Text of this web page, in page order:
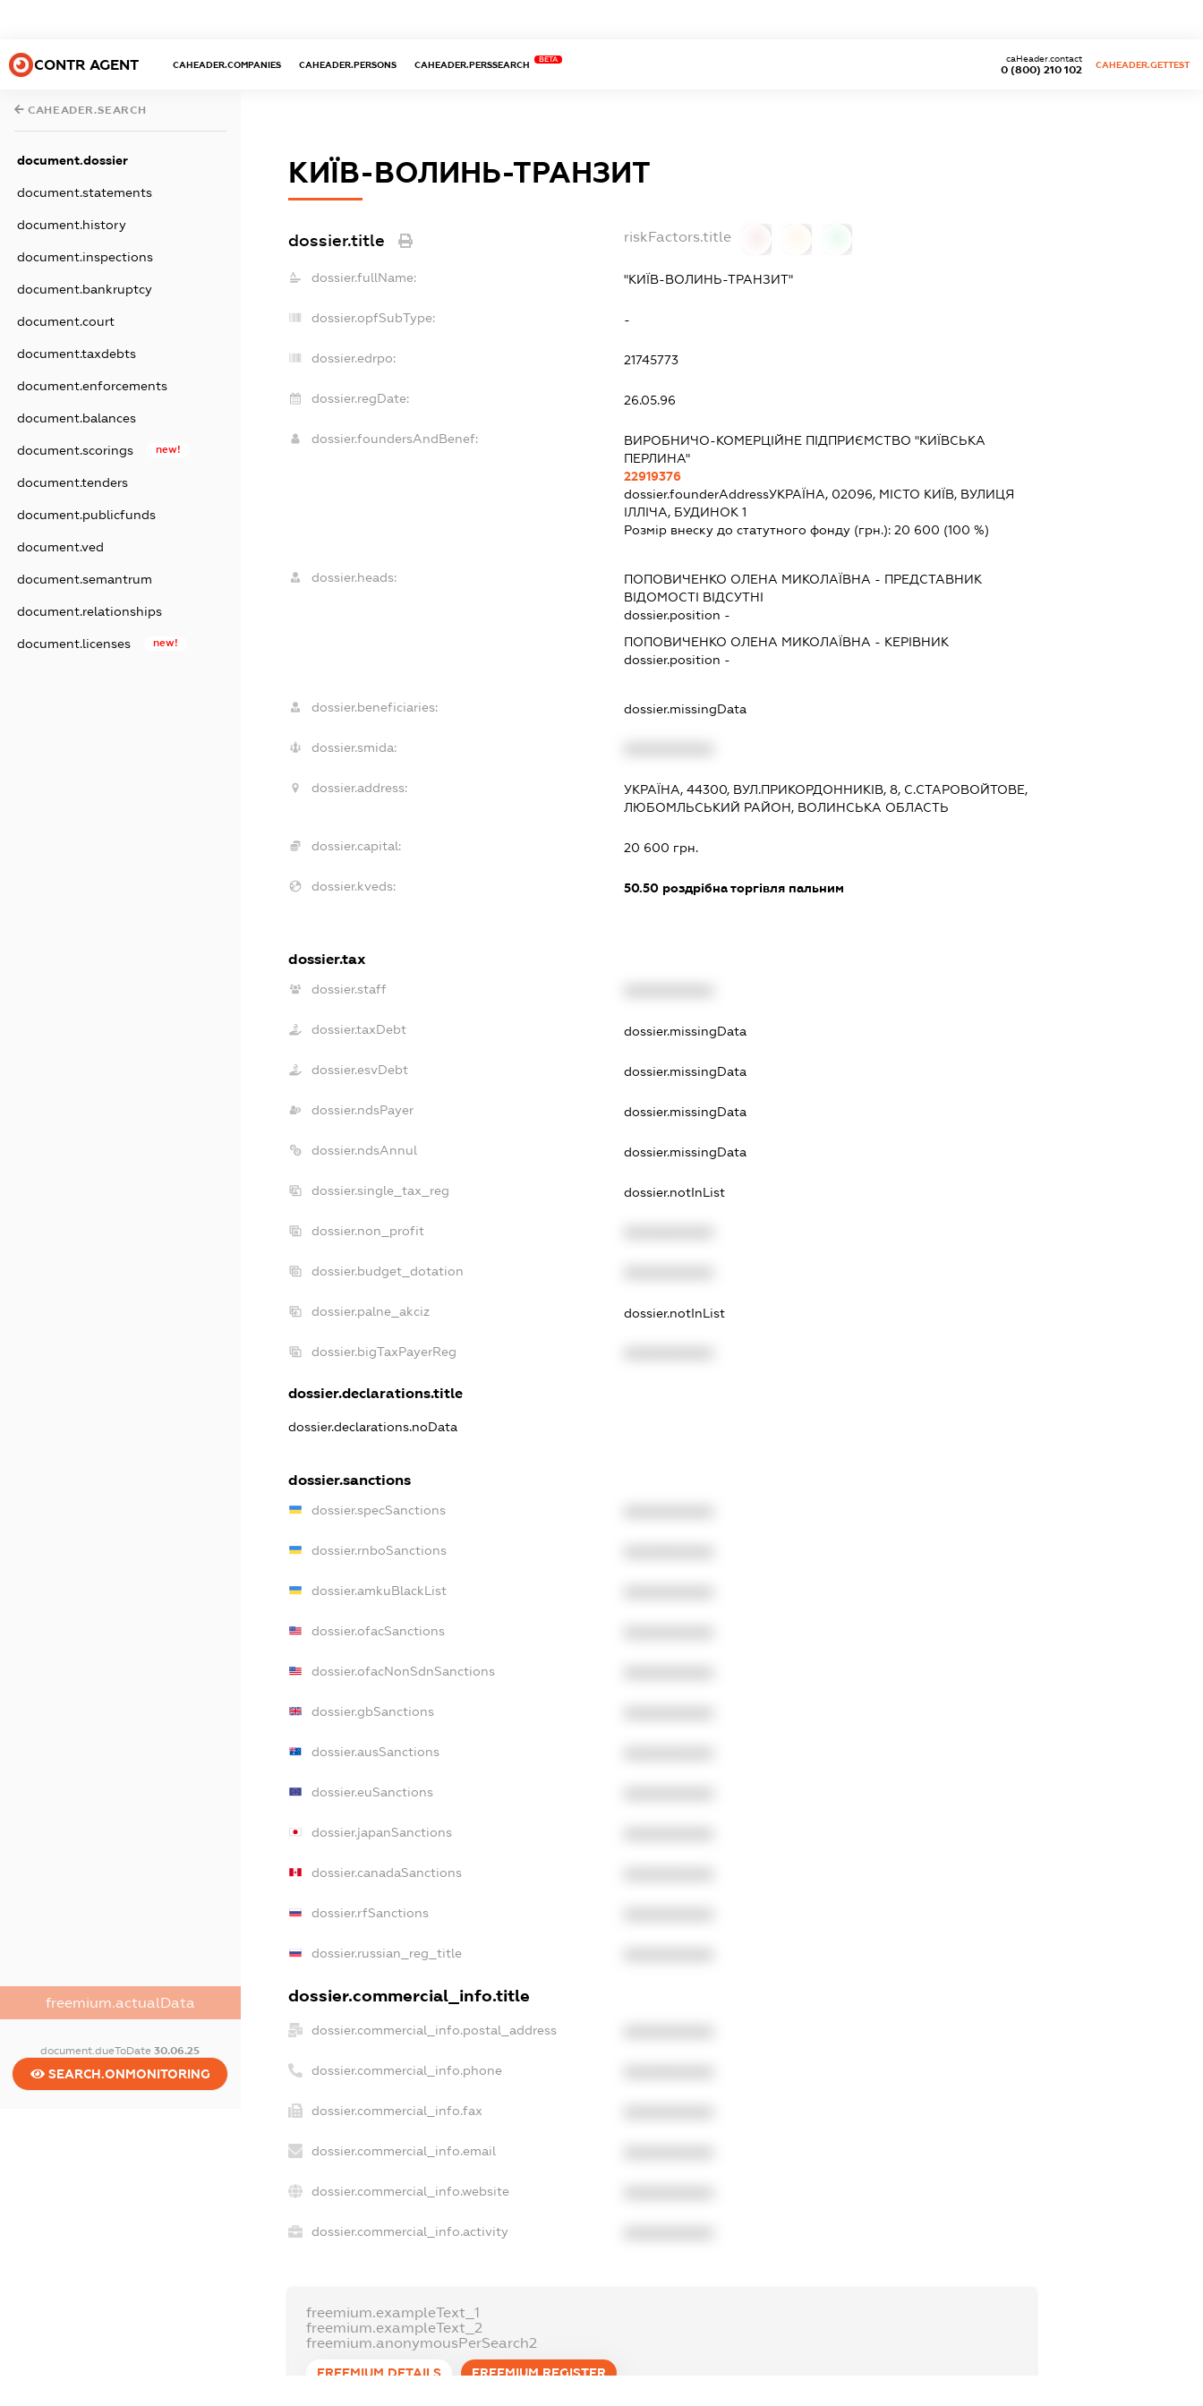
CONTR AGENT CAHEADER.COMPANIES CAHEADER.PERSONS CAHEADER.PERSSEARCH
BETA
0 (800) 210 102
caHeader.contact
CAHEADER.GETTEST
CAHEADER.SEARCH
document.dossier
document.statements
document.history
document.inspections
document.bankruptcy
document.court
document.taxdebts
document.enforcements
document.balances
document.scorings new!
document.tenders
document.publicfunds
document.ved
document.semantrum
document.relationships
document.licenses new!
freemium.actualData
document.dueToDate30.06.25
SEARCH.ONMONITORING
КИЇВ-ВОЛИНЬ-ТРАНЗИТ
dossier.title riskFactors.title
dossier.fullName: "КИЇВ-ВОЛИНЬ-ТРАНЗИТ"
dossier.opfSubType: -
dossier.edrpo: 21745773
dossier.regDate: 26.05.96
dossier.foundersAndBenef:
ВИРОБНИЧО-КОМЕРЦІЙНЕ ПІДПРИЄМСТВО "КИЇВСЬКА
ПЕРЛИНА"
22919376
dossier.founderAddressУКРАЇНА, 02096, МІСТО КИЇВ, ВУЛИЦЯ
ІЛЛІЧА, БУДИНОК 1
Розмір внеску до статутного фонду (грн.):20 600 (100 %)
dossier.heads: ПОПОВИЧЕНКО ОЛЕНА МИКОЛАЇВНА - ПРЕДСТАВНИК
ВІДОМОСТІ ВІДСУТНІ
dossier.position -
ПОПОВИЧЕНКО ОЛЕНА МИКОЛАЇВНА - КЕРІВНИК
dossier.position -
dossier.beneficiaries: dossier.missingData
dossier.smida:
dossier.address:
УКРАЇНА, 44300, ВУЛ.ПРИКОРДОННИКІВ, 8, С.СТАРОВОЙТОВЕ,
ЛЮБОМЛЬСЬКИЙ РАЙОН, ВОЛИНСЬКА ОБЛАСТЬ
dossier.capital: 20 600 грн.
dossier.kveds: 50.50 роздрібна торгівля пальним
dossier.tax
dossier.staff
dossier.taxDebt dossier.missingData
dossier.esvDebt dossier.missingData
dossier.ndsPayer dossier.missingData
dossier.ndsAnnul dossier.missingData
dossier.single_tax_reg dossier.notInList
dossier.non_profit
dossier.budget_dotation
dossier.palne_akciz dossier.notInList
dossier.bigTaxPayerReg
dossier.declarations.title
dossier.declarations.noData
dossier.sanctions
dossier.specSanctions
dossier.rnboSanctions
dossier.amkuBlackList
dossier.ofacSanctions
dossier.ofacNonSdnSanctions
dossier.gbSanctions
dossier.ausSanctions
dossier.euSanctions
dossier.japanSanctions
dossier.canadaSanctions
dossier.rfSanctions
dossier.russian_reg_title
dossier.commercial_info.title
dossier.commercial_info.postal_address
dossier.commercial_info.phone
dossier.commercial_info.fax
dossier.commercial_info.email
dossier.commercial_info.website
dossier.commercial_info.activity
freemium.exampleText_1
freemium.exampleText_2
freemium.anonymousPerSearch2
FREEMIUM.DETAILS FREEMIUM.REGISTER